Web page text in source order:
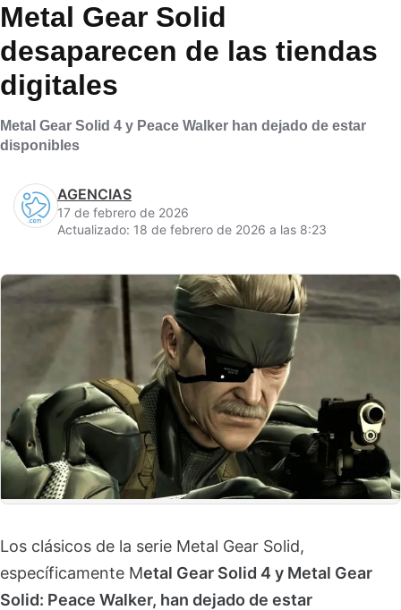
Metal Gear Solid
desaparecen de las tiendas
digitales
Metal Gear Solid 4 y Peace Walker han dejado de estar
disponibles
AGENCIAS
17 de febrero de 2026
Actualizado: 18 de febrero de 2026 a las 8:23
Los clásicos de la serie Metal Gear Solid,
específicamente Metal Gear Solid 4 y Metal Gear
Solid: Peace Walker, han dejado de estar